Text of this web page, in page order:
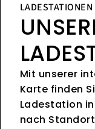
Mit unserer
Karte finden
Ladestation in
nach